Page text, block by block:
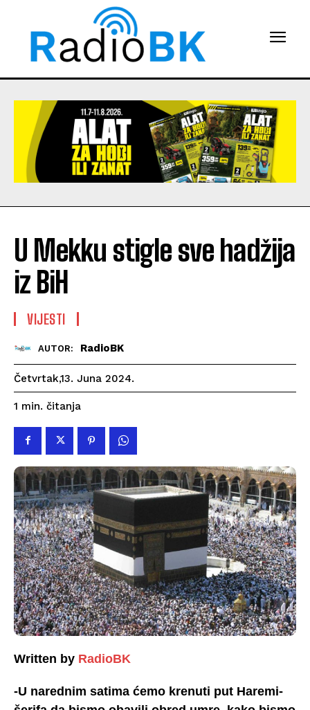
U Mekku stigle sve hadžija
iz BiH
VIJESTI
AUTOR: RadioBK
Četvrtak,13. Juna 2024.
1 min. čitanja
Written by RadioBK
-U narednim satima ćemo krenuti put Haremi-